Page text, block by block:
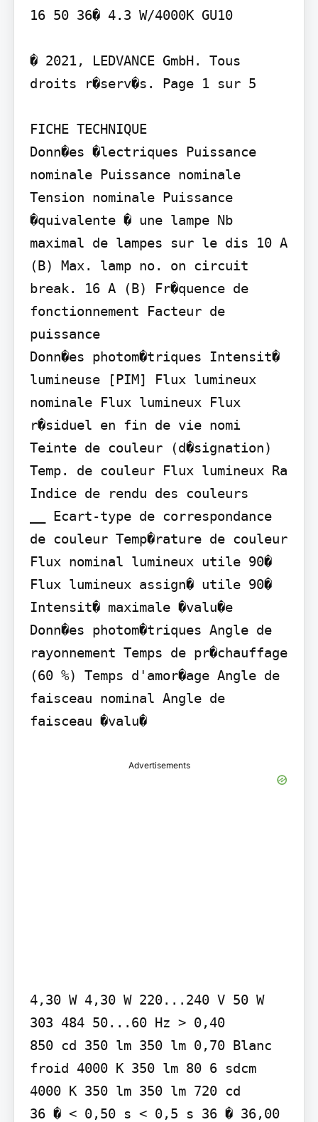
16 50 36� 4.3 W/4000K GU10
� 2021, LEDVANCE GmbH. Tous
droits r�serv�s. Page 1 sur 5
FICHE TECHNIQUE
Donn�es �lectriques Puissance
nominale Puissance nominale
Tension nominale Puissance
�quivalente � une lampe Nb
maximal de lampes sur le dis 10 A
(B) Max. lamp no. on circuit
break. 16 A (B) Fr�quence de
fonctionnement Facteur de
puissance
Donn�es photom�triques Intensit�
lumineuse [PIM] Flux lumineux
nominale Flux lumineux Flux
r�siduel en fin de vie nomi
Teinte de couleur (d�signation)
Temp. de couleur Flux lumineux Ra
Indice de rendu des couleurs
__ Ecart-type de correspondance
de couleur Temp�rature de couleur
Flux nominal lumineux utile 90�
Flux lumineux assign� utile 90�
Intensit� maximale �valu�e
Donn�es photom�triques Angle de
rayonnement Temps de pr�chauffage
(60 %) Temps d'amor�age Angle de
faisceau nominal Angle de
faisceau �valu�
Advertisements
4,30 W 4,30 W 220...240 V 50 W
303 484 50...60 Hz > 0,40
850 cd 350 lm 350 lm 0,70 Blanc
froid 4000 K 350 lm 80 6 sdcm
4000 K 350 lm 350 lm 720 cd
36 � < 0,50 s < 0,5 s 36 � 36,00